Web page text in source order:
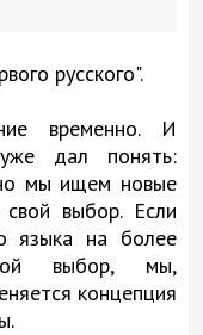
русского".
временно. И
дал понять:
но мы ищем новые
выбор. Если
языка на более
выбор, мы,
концепция